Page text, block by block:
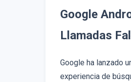
Google
Llamadas
Google ha lanzado
experiencia de